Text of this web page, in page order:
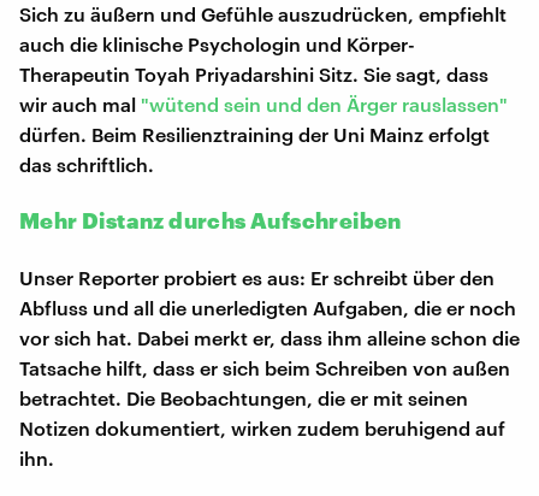
Sich zu äußern und Gefühle auszudrücken, empfiehlt
auch die klinische Psychologin und Körper-
Therapeutin Toyah Priyadarshini Sitz. Sie sagt, dass
wir auch mal "wütend sein und den Ärger rauslassen"
dürfen. Beim Resilienztraining der Uni Mainz erfolgt
das schriftlich.
Mehr Distanz durchs Aufschreiben
Unser Reporter probiert es aus: Er schreibt über den
Abfluss und all die unerledigten Aufgaben, die er noch
vor sich hat. Dabei merkt er, dass ihm alleine schon die
Tatsache hilft, dass er sich beim Schreiben von außen
betrachtet. Die Beobachtungen, die er mit seinen
Notizen dokumentiert, wirken zudem beruhigend auf
ihn.